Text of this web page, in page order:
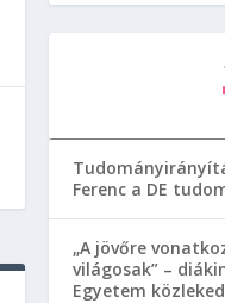
Ferenc a DE
„A jövőre
világosak” –
Egyetem